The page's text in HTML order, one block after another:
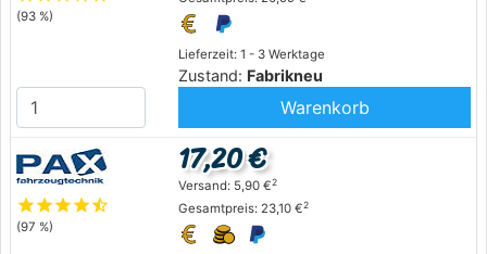
(93 %)
Lieferzeit: 1 - 3 Werktage
Zustand: Fabrikneu
Warenkorb
starstarstarstarstar_half
(97 %)
17,20 €
Versand: 5,90 €2
Gesamtpreis: 23,10 €2